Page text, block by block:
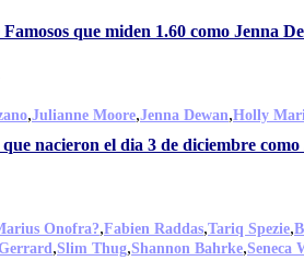
que miden 1.60 como Jenna
,Julianne Moore,Jenna Dewan,Holly
nacieron el dia 3 de diciembre
Onofra?,Fabien Raddas,Tariq Spezie,
,Slim Thug,Shannon Bahrke,Seneca